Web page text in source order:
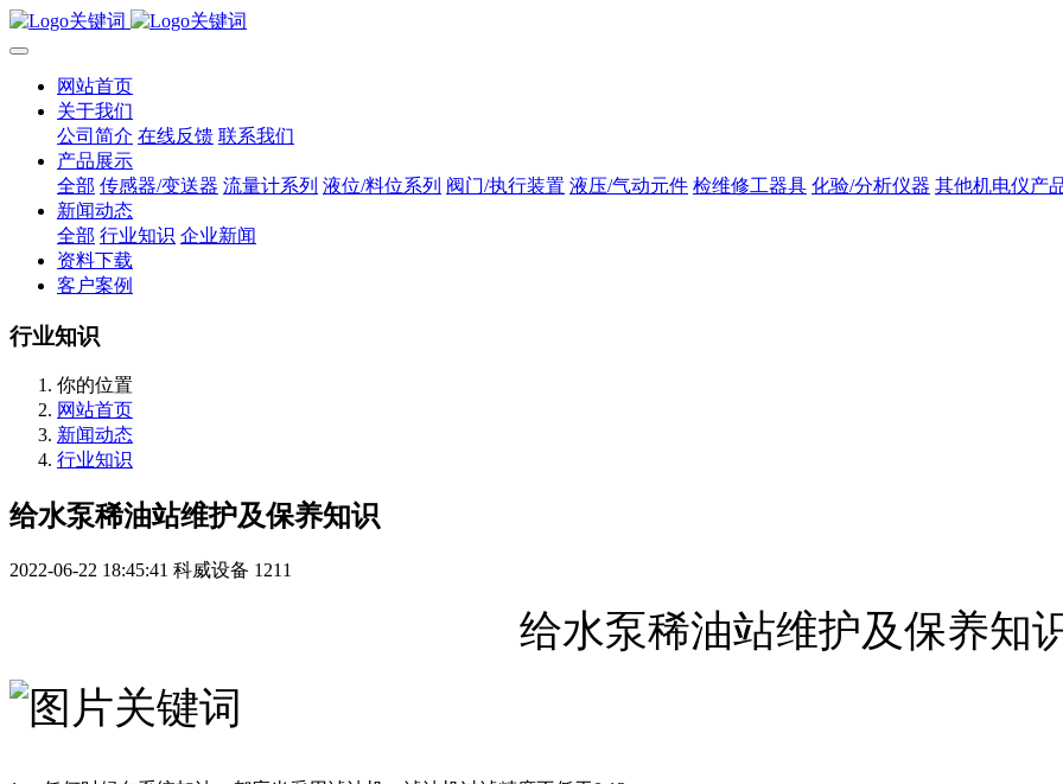
网站首页
关于我们
公司简介 在线反馈 联系我们
产品展示
全部 传感器/变送器 流量计系列 液位/料位系列 阀门/执行装置 液压/气动元件 检维修工器具 化验/分析仪器 其他机电仪产
新闻动态
全部 行业知识 企业新闻
资料下载
客户案例
行业知识
你的位置
网站首页
新闻动态
行业知识
给水泵稀油站维护及保养知识
2022-06-22 18:45:41 科威设备 1211
给水泵稀油站维护及保养知